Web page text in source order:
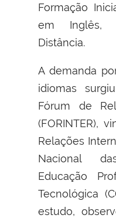
Formação
em Inglês,
Distância.
A demanda
idiomas
Fórum de
(FORINTER),
Relações
Nacional
Educação
Tecnológica
estudo,